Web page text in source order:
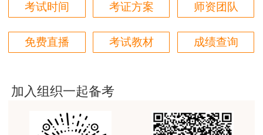
用户m5****66
3位老师，讲的都非常的好
用户m5****66
用户m9****88
建设工程教育网很给力，课程逻辑清晰，老师讲解通
俗易懂，重点突出，模拟题质量高，押题卷压中的知
考试时间 考证方案 师资团队
免费直播 考试教材 成绩查询
加入组织一起备考